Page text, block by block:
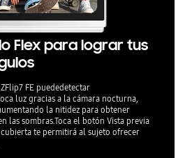
Flex para lograr tus
FE puededetectar
luz gracias a la cámara nocturna,
la nitidez para obtener
las sombras.Toca el botón Vista previa
te permitirá al sujeto ofrecer